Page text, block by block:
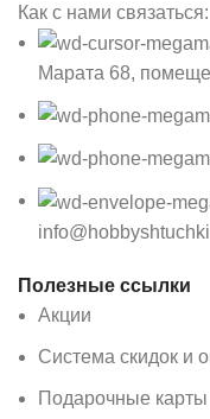
Как с нами связаться:
Марата 68,
Полезные ссылки
Акции
Система скидок и
Подарочные карты